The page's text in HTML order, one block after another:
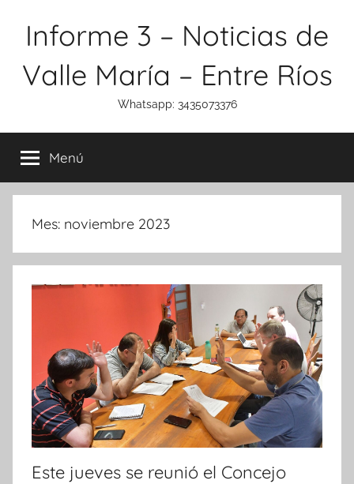
Informe 3 – Noticias de
Valle María – Entre Ríos
Whatsapp: 3435073376
Menú
Mes: noviembre 2023
Este jueves se reunió el Concejo